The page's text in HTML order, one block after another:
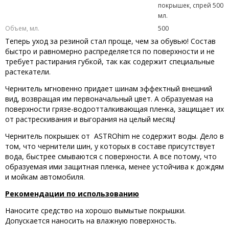
покрышек, спрей 500
мл.
Объем, мл.
500
Теперь уход за резиной стал проще, чем за обувью! Состав
быстро и равномерно распределяется по поверхности и не
требует растирания губкой, так как содержит специальные
растекатели.
Чернитель мгновенно придает шинам эффектный внешний
вид, возвращая им первоначальный цвет. А образуемая на
поверхности грязе-водоотталкивающая пленка, защищает их
от растрескивания и выгорания на целый месяц!
Чернитель покрышек от ASTROhim не содержит воды. Дело в
том, что чернители шин, у которых в составе присутствует
вода, быстрее смываются с поверхности. А все потому, что
образуемая ими защитная пленка, менее устойчива к дождям
и мойкам автомобиля.
Рекомендации по использованию
Наносите средство на хорошо вымытые покрышки.
Допускается наносить на влажную поверхность.